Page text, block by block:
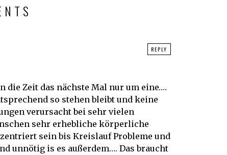
Zeit das nächste Mal nur um eine….
so stehen bleibt und keine
verursacht bei sehr vielen
sehr erhebliche körperliche
sein bis Kreislauf Probleme und
unnötig is es außerdem…. Das braucht
REPLY